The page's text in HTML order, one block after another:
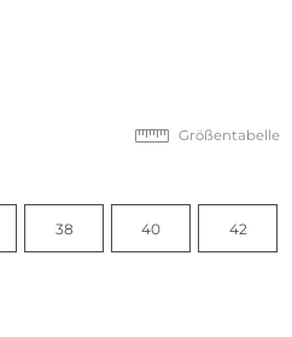
Größentabelle
38 40 42